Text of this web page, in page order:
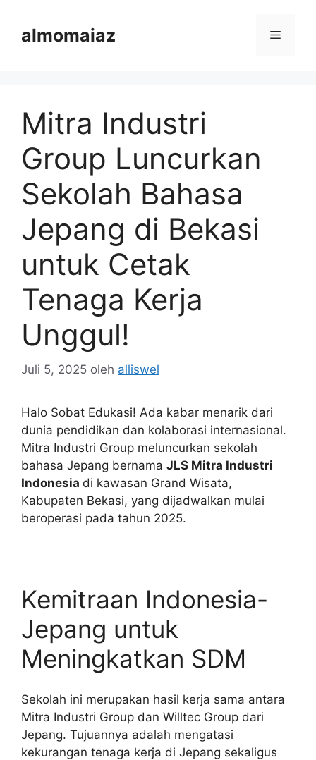
almomaiaz Menu
Mitra Industri
Group Luncurkan
Sekolah Bahasa
Jepang di Bekasi
untuk Cetak
Tenaga Kerja
Unggul!
Juli 5, 2025 oleh alliswel
Halo Sobat Edukasi! Ada kabar menarik dari
dunia pendidikan dan kolaborasi internasional.
Mitra Industri Group meluncurkan sekolah
bahasa Jepang bernama JLS Mitra Industri
Indonesia di kawasan Grand Wisata,
Kabupaten Bekasi, yang dijadwalkan mulai
beroperasi pada tahun 2025.
Kemitraan Indonesia-
Jepang untuk
Meningkatkan SDM
Sekolah ini merupakan hasil kerja sama antara
Mitra Industri Group dan Willtec Group dari
Jepang. Tujuannya adalah mengatasi
kekurangan tenaga kerja di Jepang sekaligus